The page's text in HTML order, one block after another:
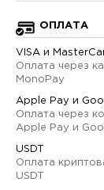
ОПЛАТА
VISA и
Оплата через
MonoPay
Apple Pay и
Оплата через
Apple Pay и
USDT
Оплата
USDT